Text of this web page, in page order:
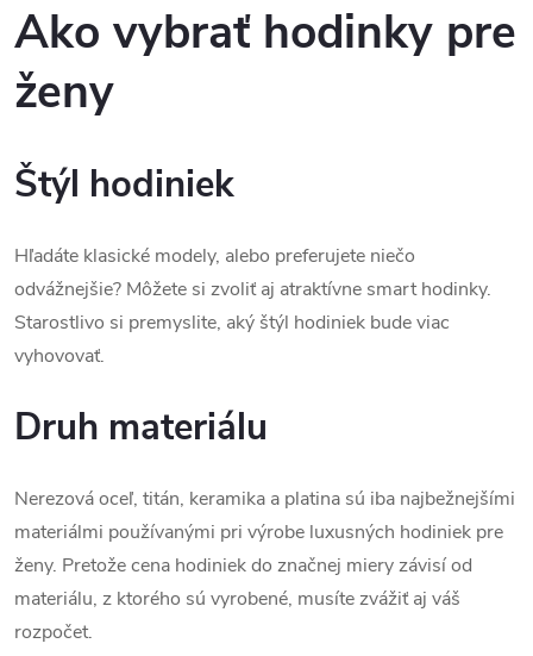
Ako vybrať hodinky pre
ženy
Štýl hodiniek
Hľadáte klasické modely, alebo preferujete niečo
odvážnejšie? Môžete si zvoliť aj atraktívne smart hodinky.
Starostlivo si premyslite, aký štýl hodiniek bude viac
vyhovovať.
Druh materiálu
Nerezová oceľ, titán, keramika a platina sú iba najbežnejšími
materiálmi používanými pri výrobe luxusných hodiniek pre
ženy. Pretože cena hodiniek do značnej miery závisí od
materiálu, z ktorého sú vyrobené, musíte zvážiť aj váš
rozpočet.